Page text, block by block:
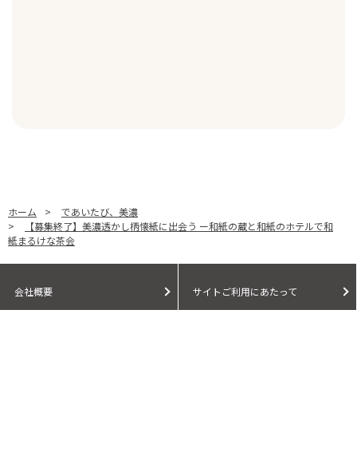
ホーム >
であいたび、美濃
>
【募集終了】美濃透かし柄懐紙に出会う ー和紙の蔵と和紙のホテルで和
紙まるけな茶会
会社概要 サイトご利用にあたって